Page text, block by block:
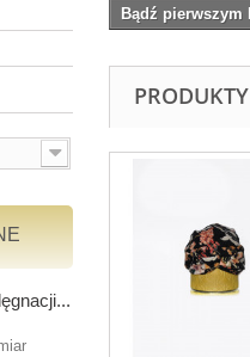
Bądź pierwszym